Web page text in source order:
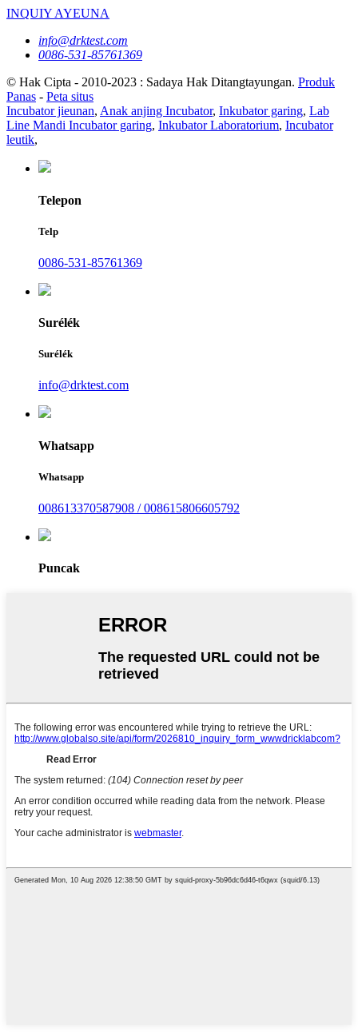
INQUIY AYEUNA
info@drktest.com
0086-531-85761369
© Hak Cipta - 2010-2023 : Sadaya Hak Ditangtayungan. Produk
Panas - Peta situs
Incubator jieunan, Anak anjing Incubator, Inkubator garing, Lab
Line Mandi Incubator garing, Inkubator Laboratorium, Incubator
leutik,
Telepon
Telp
0086-531-85761369
Surélék
Surélék
info@drktest.com
Whatsapp
Whatsapp
008613370587908 / 008615806605792
Puncak